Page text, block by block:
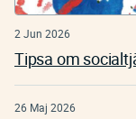
2 Jun 2026
Tipsa om
26 Maj 2026